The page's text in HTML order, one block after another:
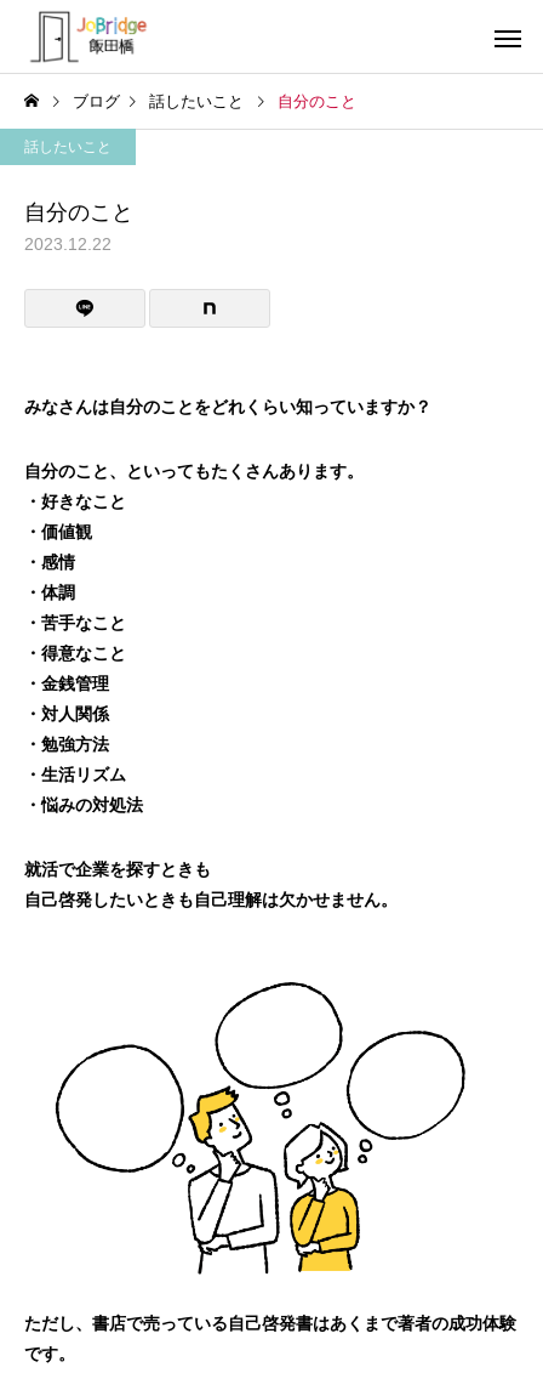
利用者の声
ブログ 話したいこと 自分のこと
話したいこと
自分のこと
2023.12.22
みなさんは自分のことをどれくらい知っていますか？
自分のこと、といってもたくさんあります。
・好きなこと
・価値観
・感情
・体調
・苦手なこと
・得意なこと
・金銭管理
・対人関係
・勉強方法
・生活リズム
・悩みの対処法
就活で企業を探すときも
自己啓発したいときも自己理解は欠かせません。
ただし、書店で売っている自己啓発書はあくまで著者の成功体験
です。